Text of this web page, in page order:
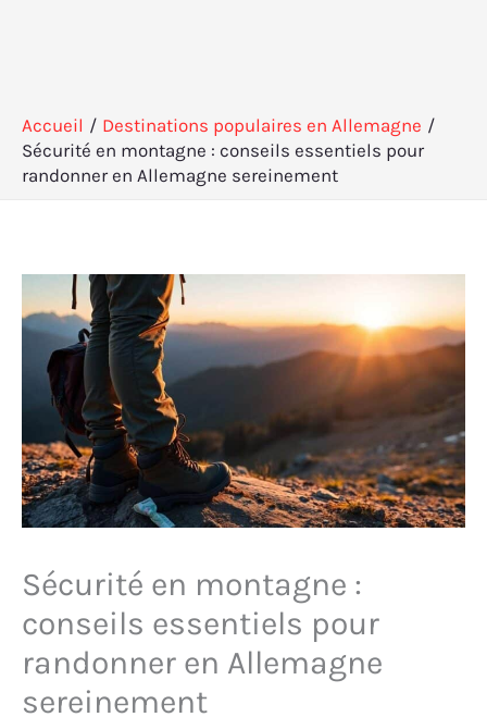
Accueil
Destinations populaires en Allemagne
Sécurité en montagne : conseils essentiels pour
randonner en Allemagne sereinement
Sécurité en montagne :
conseils essentiels pour
randonner en Allemagne
sereinement